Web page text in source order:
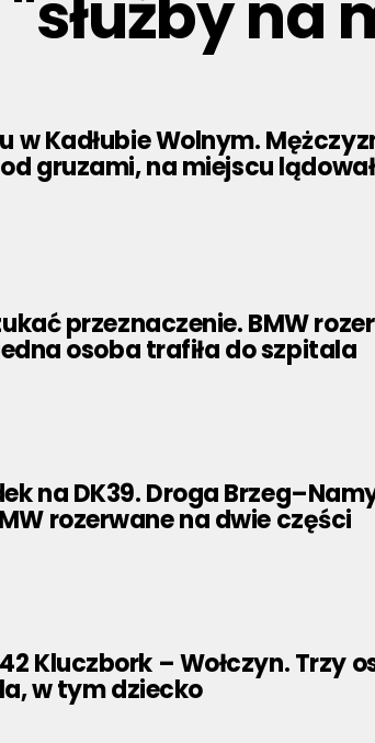
w Kadłubie Wolnym.
gruzami, na miejscu lądował
przeznaczenie. BMW
osoba trafiła do szpitala
na DK39. Droga
rozerwane na dwie części
Kluczbork – Wołczyn. Trzy
w tym dziecko